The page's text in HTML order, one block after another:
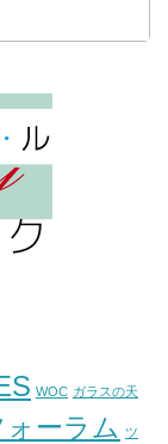
WOC ガラスの天
ーラム
ツ